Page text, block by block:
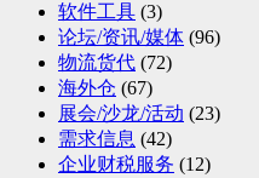
软件工具 (3)
论坛/资讯/媒体 (96)
物流货代 (72)
海外仓 (67)
展会/沙龙/活动 (23)
需求信息 (42)
企业财税服务 (12)